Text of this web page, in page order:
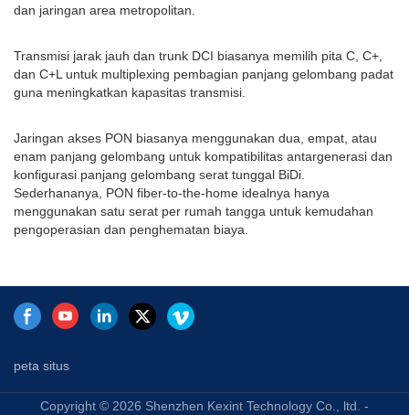
dan jaringan area metropolitan.
Transmisi jarak jauh dan trunk DCI biasanya memilih pita C, C+,
dan C+L untuk multiplexing pembagian panjang gelombang padat
guna meningkatkan kapasitas transmisi.
Jaringan akses PON biasanya menggunakan dua, empat, atau
enam panjang gelombang untuk kompatibilitas antargenerasi dan
konfigurasi panjang gelombang serat tunggal BiDi.
Sederhananya, PON fiber-to-the-home idealnya hanya
menggunakan satu serat per rumah tangga untuk kemudahan
pengoperasian dan penghematan biaya.
peta situs
Copyright © 2026 Shenzhen Kexint Technology Co., ltd. -